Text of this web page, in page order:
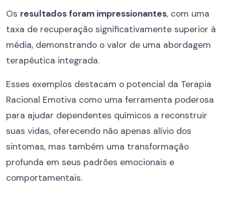
Os resultados foram impressionantes, com uma
taxa de recuperação significativamente superior à
média, demonstrando o valor de uma abordagem
terapêutica integrada.
Esses exemplos destacam o potencial da Terapia
Racional Emotiva como uma ferramenta poderosa
para ajudar dependentes químicos a reconstruir
suas vidas, oferecendo não apenas alívio dos
sintomas, mas também uma transformação
profunda em seus padrões emocionais e
comportamentais.